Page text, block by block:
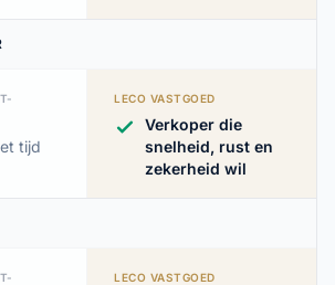
tijd
LECO VASTGOED
Verkoper die
snelheid, rust en
zekerheid wil
LECO VASTGOED